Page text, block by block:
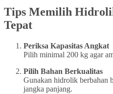
Tips Memilih
Tepat
Periksa Kapasitas Angkat
Pilih minimal 200 kg agar
Pilih Bahan Berkualitas
Gunakan hidrolik berbahan
jangka panjang.